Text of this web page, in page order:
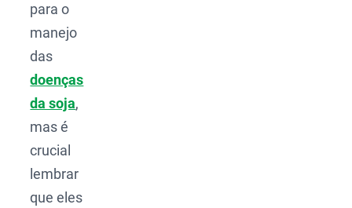
para o
manejo
das
doenças
da soja,
mas é
crucial
lembrar
que eles